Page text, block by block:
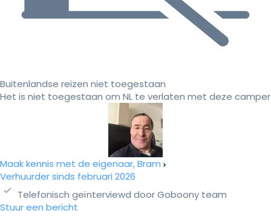
Buitenlandse reizen niet toegestaan
Het is niet toegestaan om NL te verlaten met deze camper
Maak kennis met de eigenaar, Bram
Verhuurder sinds februari 2026
Telefonisch geïnterviewd door Goboony team
Stuur een bericht